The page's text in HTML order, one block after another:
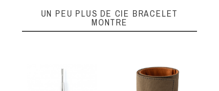
UN PEU PLUS DE CIE BRACELET
MONTRE